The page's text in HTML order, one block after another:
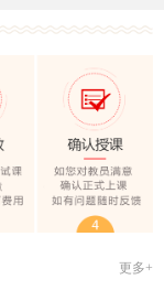
2020-1-18
2016-11-15
2016-11-15
2016-11-15
2016-11-15
更多+